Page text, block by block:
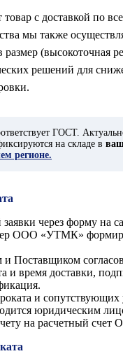
с доставкой по
мы также
размер (высокоточная
решений для
ГОСТ.
на складе в
регионе.
через форму на
ООО «УТМК»
Поставщиком
и время доставки,
и сопутствующих
юридическим
на расчетный